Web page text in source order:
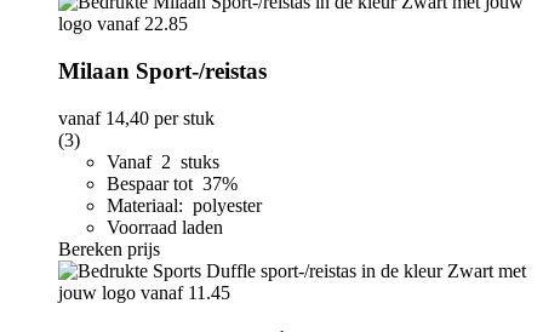
Milaan Sport-/reistas
vanaf 14,40 per stuk
(3)
Vanaf 2 stuks
Bespaar tot 37%
Materiaal: polyester
Voorraad laden
Bereken prijs